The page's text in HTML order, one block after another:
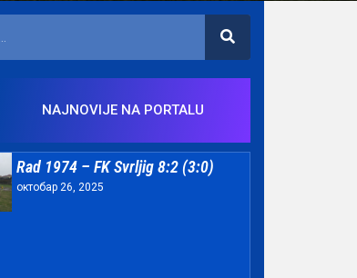
NAJNOVIJE NA PORTALU
Rad 1974 – FK Svrljig 8:2 (3:0)
октобар 26, 2025